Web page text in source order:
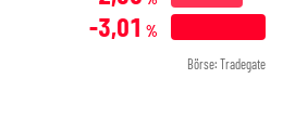
-3,01 %
Börse: Tradegate